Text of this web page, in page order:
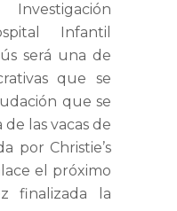
Infantil
será una de
que se
que se
las vacas de
por Christie’s
el próximo
finalizada la